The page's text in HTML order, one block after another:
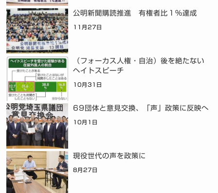
公明新聞購読推進 有権者比１％達成
11月27日
（フォーカス人権・自治）後を絶たない
ヘイトスピーチ
10月31日
69団体と意見交換、「声」政策に反映へ
10月1日
現役世代の声を政策に
8月27日